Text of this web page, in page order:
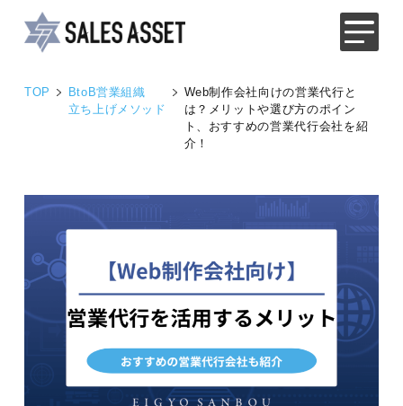
TOP
BtoB営業組織
立ち上げメソッド
Web制作会社向けの営業代行と
は？メリットや選び方のポイン
ト、おすすめの営業代行会社を紹
介！